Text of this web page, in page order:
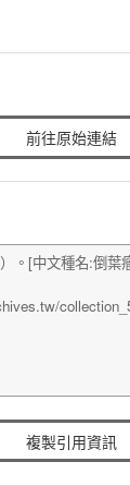
前往原始連結
複製引用資訊